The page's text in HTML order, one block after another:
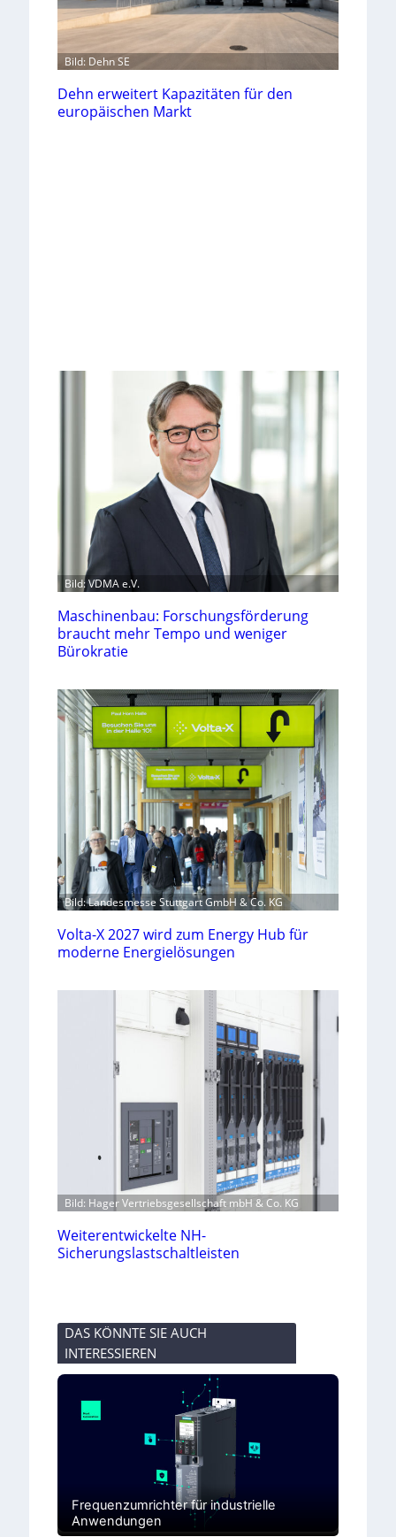
Bild: Dehn SE
Dehn erweitert Kapazitäten für den
europäischen Markt
Bild: VDMA e.V.
Maschinenbau: Forschungsförderung
braucht mehr Tempo und weniger
Bürokratie
Bild: Landesmesse Stuttgart GmbH & Co. KG
Volta-X 2027 wird zum Energy Hub für
moderne Energielösungen
Bild: Hager Vertriebsgesellschaft mbH & Co. KG
Weiterentwickelte NH-
Sicherungslastschaltleisten
DAS KÖNNTE SIE AUCH
INTERESSIEREN
Frequenzumrichter für industrielle
Anwendungen